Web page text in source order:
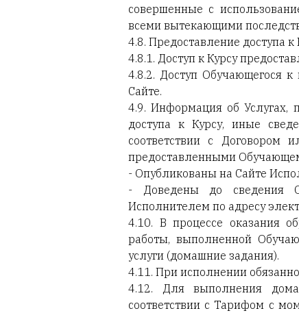
совершенные с
всеми вытекающими
4.8. Предоставление доступа
4.8.1. Доступ к Курсу
4.8.2. Доступ Обучающегося к
Сайте.
4.9. Информация об Услугах,
доступа к Курсу, иные
соответствии с Договором
предоставленными
- Опубликованы на Сайте
- Доведены до сведения
Исполнителем по адресу
4.10. В процессе оказания
работы, выполненной
услуги (домашние задания).
4.11. При исполнении
4.12. Для выполнения
соответствии с Тарифом с